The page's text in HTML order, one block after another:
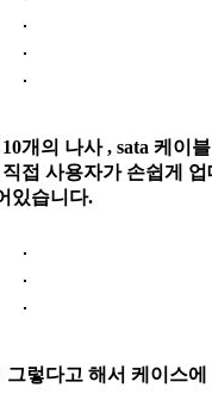
개의 나사 , sata 케이
접 사용자가 손쉽게
있습니다.
렇다고 해서 케이스